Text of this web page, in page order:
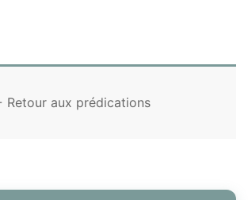
Retour aux prédications